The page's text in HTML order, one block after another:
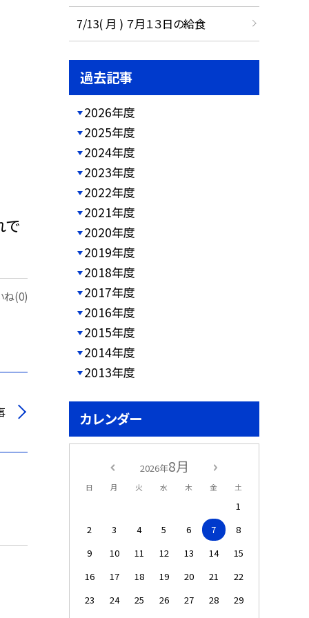
で
ね(0)
7/13( 月 ) ７月１３日の給食
過去記事
2026年度
2025年度
2024年度
2023年度
2022年度
2021年度
2020年度
2019年度
2018年度
2017年度
2016年度
2015年度
2014年度
2013年度
カレンダー
2026年8月
日 月 火 水 木 金 土
1
2
3 4 5 6 7
8
9
10 11 12 13 14
15
16
17 18 19 20 21
22
23
24 25 26 27 28
29